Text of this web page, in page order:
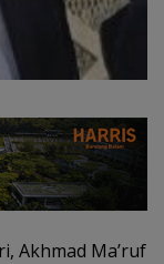
Akhmad Ma’ruf